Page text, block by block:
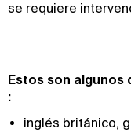
se requiere
Estos son algunos
:
inglés británico,